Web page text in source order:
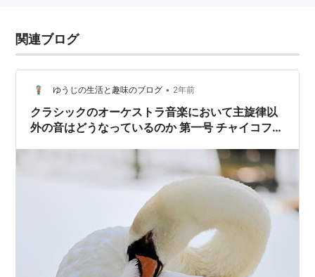
いいというだけでなく、演奏や練習がなるべく容易であ
りながら作曲者や演奏者の意図が十分かつ効果的に伝え
られることも求められる。
関連ブログ
ゆうじの生活と趣味のブログ • 2年前
クラシックのオーケストラ音楽において主旋律以
外の音はどうなっているのか 第一号 チャイコフス